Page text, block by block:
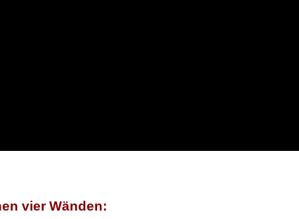
vier Wänden: